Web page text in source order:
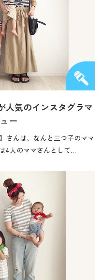
人気のインスタグラマ
ー
さんは、なんと三つ子のママ
4人のママさんとして…